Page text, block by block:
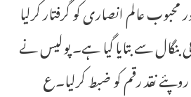
عالم انصاری کو گرفتار کرلیا
سے بتایا گیا ہے۔ پولیس نے